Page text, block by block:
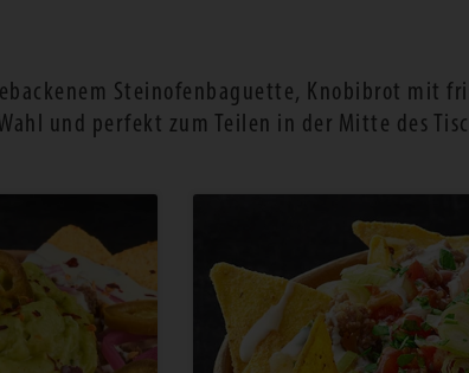
Steinofenbaguette, Knobibrot mit
und perfekt zum Teilen in der Mitte des